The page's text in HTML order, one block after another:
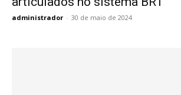
administrador - 30 de maio de 2024